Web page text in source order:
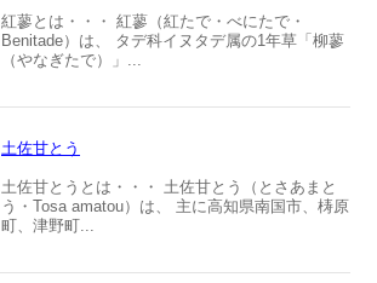
紅蓼とは・・・ 紅蓼（紅たで・べにたで・
Benitade）は、 タデ科イヌタデ属の1年草「柳蓼
（やなぎたで）」...
土佐甘とう
土佐甘とうとは・・・ 土佐甘とう（とさあまと
う・Tosa amatou）は、 主に高知県南国市、梼原
町、津野町...